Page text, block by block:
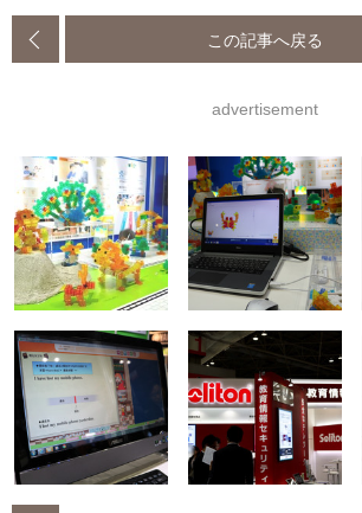
この記事へ戻る
advertisement